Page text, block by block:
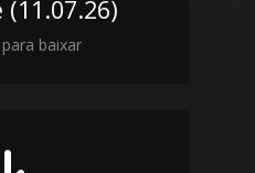
baixar